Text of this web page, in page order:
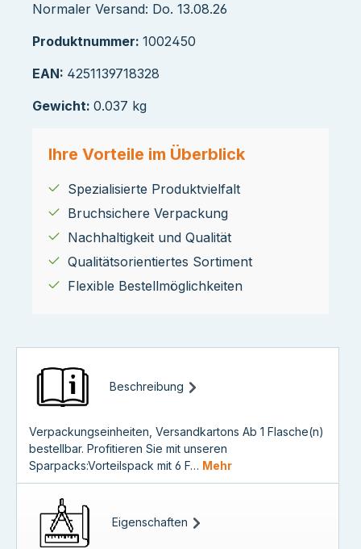
Normaler Versand: Do. 13.08.26
Produktnummer: 1002450
EAN: 4251139718328
Gewicht: 0.037 kg
Ihre Vorteile im Überblick
Spezialisierte Produktvielfalt
Bruchsichere Verpackung
Nachhaltigkeit und Qualität
Qualitätsorientiertes Sortiment
Flexible Bestellmöglichkeiten
Beschreibung
Verpackungseinheiten, Versandkartons Ab 1 Flasche(n)
bestellbar. Profitieren Sie mit unseren
Sparpacks:Vorteilspack mit 6 F… Mehr
Eigenschaften